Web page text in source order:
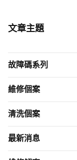
文章主題
故障碼系列
維修個案
清洗個案
最新消息